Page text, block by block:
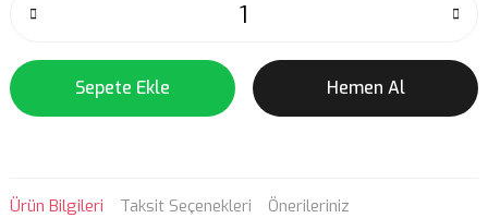
Sepete Ekle Hemen Al
Ürün Bilgileri Taksit Seçenekleri Önerileriniz